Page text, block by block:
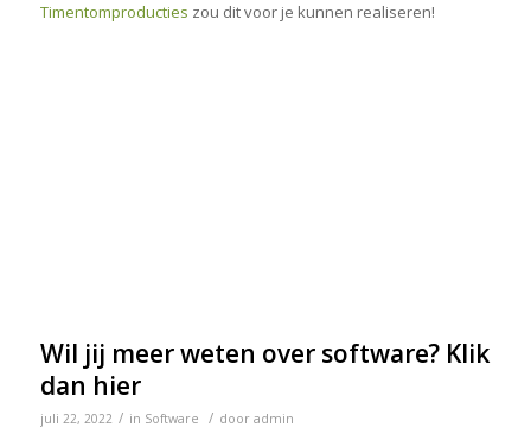
Timentomproducties zou dit voor je kunnen realiseren!
Wil jij meer weten over software? Klik
dan hier
juli 22, 2022 / in Software / door admin